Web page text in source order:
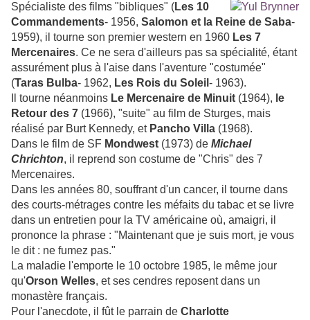
Spécialiste des films "bibliques" (Les 10
Commandements- 1956, Salomon et la Reine de Saba-
1959), il tourne son premier western en 1960 Les 7
Mercenaires. Ce ne sera d'ailleurs pas sa spécialité, étant
assurément plus à l'aise dans l'aventure "costumée"
(Taras Bulba- 1962, Les Rois du Soleil - 1963).
Il tourne néanmoins Le Mercenaire de Minuit (1964), le
Retour des 7 (1966), "suite" au film de Sturges, mais
réalisé par Burt Kennedy, et Pancho Villa (1968).
Dans le film de SF Mondwest (1973) de Michael
Chrichton, il reprend son costume de "Chris" des 7
Mercenaires.
Dans les années 80, souffrant d'un cancer, il tourne dans
des courts-métrages contre les méfaits du tabac et se livre
dans un entretien pour la TV américaine où, amaigri, il
prononce la phrase : "Maintenant que je suis mort, je vous
le dit : ne fumez pas."
La maladie l'emporte le 10 octobre 1985, le même jour
qu'Orson Welles, et ses cendres reposent dans un
monastère français.
Pour l'anecdote, il fût le parrain de Charlotte